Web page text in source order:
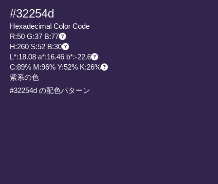
#32254d
Hexadecimal Color Code
R:50 G:37 B:77
H:260 S:52 B:30
L*:18.08 a*:16.46 b*:-22.6
C:89% M:96% Y:52% K:26%
紫系の色
#32254d の配色パターン